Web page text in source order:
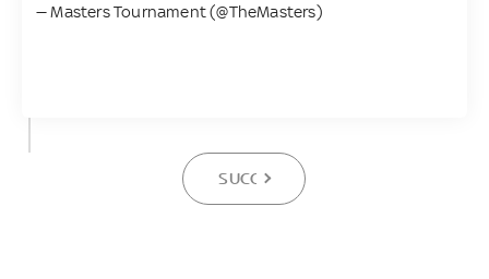
— Masters Tournament (@TheMasters)
SUCCESSIVA